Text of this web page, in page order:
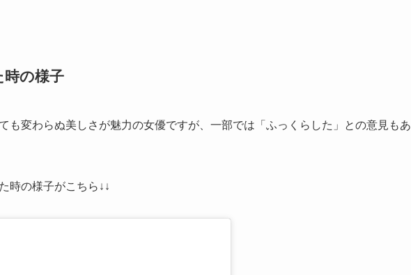
時の様子
も変わらぬ美しさが魅力の女優ですが、一部では「ふっくらした」との意見もあ
時の様子がこちら↓↓